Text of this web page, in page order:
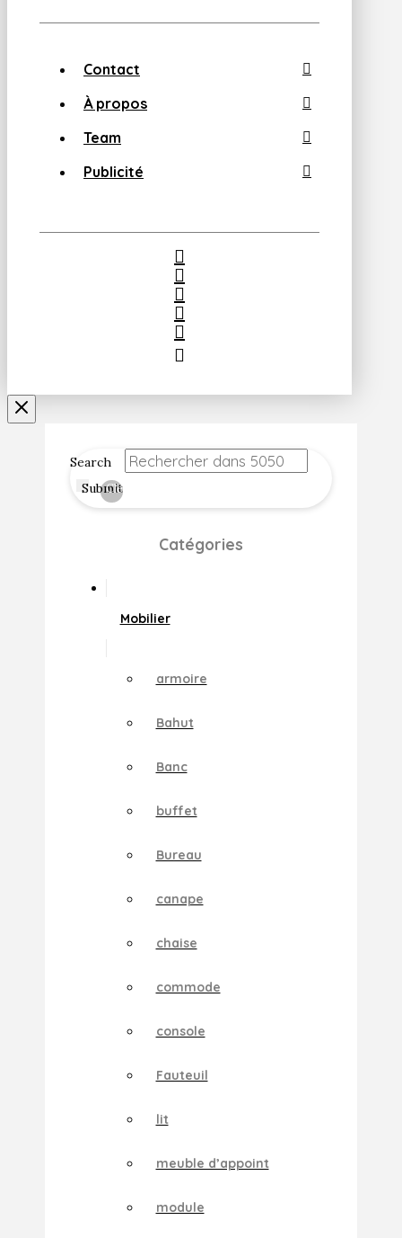
Contact
À propos
Team
Publicité
Search
Submit
Clear
Catégories
Mobilier
armoire
Bahut
Banc
buffet
Bureau
canape
chaise
commode
console
Fauteuil
lit
meuble d’appoint
module